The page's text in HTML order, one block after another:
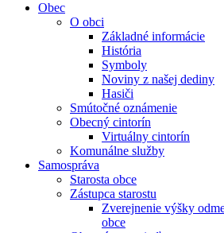
Obec
O obci
Základné informácie
História
Symboly
Noviny z našej dediny
Hasiči
Smútočné oznámenie
Obecný cintorín
Virtuálny cintorín
Komunálne služby
Samospráva
Starosta obce
Zástupca starostu
Zverejnenie výšky
obce